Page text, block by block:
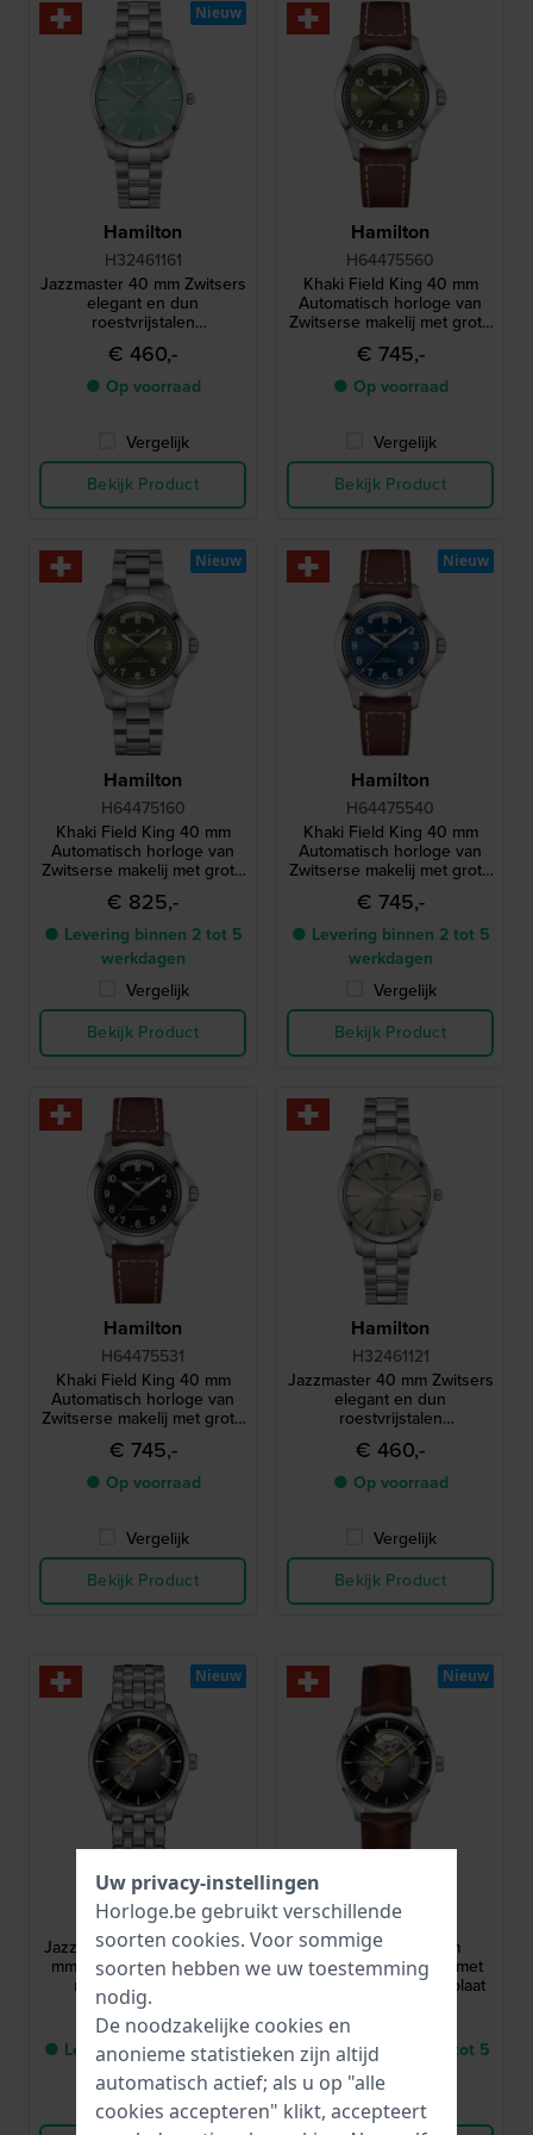
Hamilton
H32461161
Jazzmaster 40 mm Zwitsers
elegant en dun
roestvrijstalen
quartzhorloge
€ 460,-
● Op voorraad
Vergelijk
Bekijk Product
Nieuw
Hamilton
H64475560
Khaki Field King 40 mm
Automatisch horloge van
Zwitserse makelij met grote
dag-datum
€ 745,-
● Op voorraad
Vergelijk
Bekijk Product
Hamilton
H64475160
Khaki Field King 40 mm
Automatisch horloge van
Zwitserse makelij met grote
dag-datum
€ 825,-
● Levering binnen 2 tot 5
werkdagen
Vergelijk
Bekijk Product
Nieuw
Hamilton
H64475540
Khaki Field King 40 mm
Automatisch horloge van
Zwitserse makelij met grote
dag-datum
€ 745,-
● Levering binnen 2 tot 5
werkdagen
Vergelijk
Bekijk Product
Nieuw
Hamilton
H64475531
Khaki Field King 40 mm
Automatisch horloge van
Zwitserse makelij met grote
dag-datum
€ 745,-
● Op voorraad
Vergelijk
Bekijk Product
Hamilton
H32461121
Jazzmaster 40 mm Zwitsers
elegant en dun
roestvrijstalen
quartzhorloge
€ 460,-
● Op voorraad
Vergelijk
Bekijk Product
Hamilton
H32705180
Jazzmaster Open Heart 42
mm Automatisch horloge
met opengewerkte
wijzerplaat
€ 1.225,-
● Levering binnen 2 tot 5
werkdagen
Vergelijk
Nieuw
H32675581
Jazzmaster 40 mm
Automatisch horloge met
opengewerkte wijzerplaat
● Levering binnen 2 tot 5
werkdagen
Vergelijk
Nieuw
Uw privacy-instellingen
Horloge.be gebruikt verschillende
soorten cookies. Voor sommige
soorten hebben we uw toestemming
nodig.
De noodzakelijke cookies en
anonieme statistieken zijn altijd
automatisch actief; als u op "alle
cookies accepteren" klikt, accepteert